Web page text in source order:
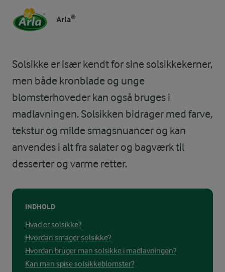
Arla®
Solsikke er især kendt for sine solsikkekerner,
men både kronblade og unge
blomsterhoveder kan også bruges i
madlavningen. Solsikken bidrager med farve,
tekstur og milde smagsnuancer og kan
anvendes i alt fra salater og bagværk til
desserter og varme retter.
INDHOLD
Hvad er solsikke?
Hvordan smager solsikke?
Hvordan bruger man solsikke i madlavningen?
Kan man spise solsikkeblomster?